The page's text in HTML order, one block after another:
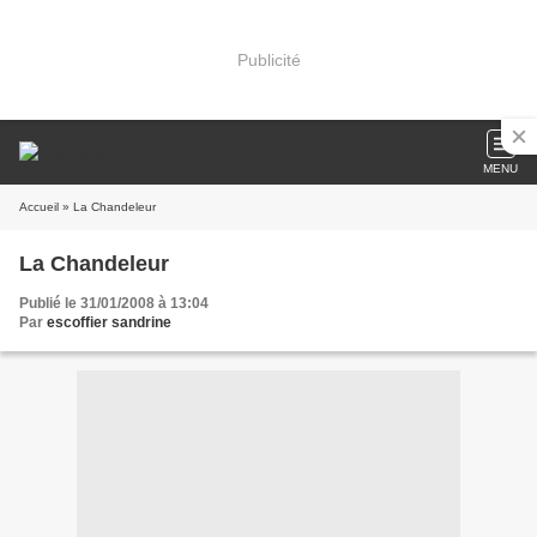
Publicité
MENU
Accueil » La Chandeleur
La Chandeleur
Publié le 31/01/2008 à 13:04
Par escoffier sandrine